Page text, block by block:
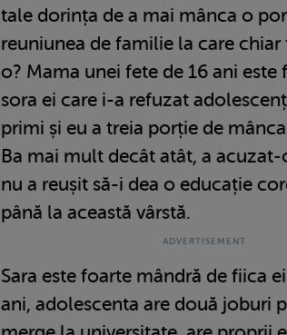
tale dorința de a mai mânca o
reuniunea de familie la care
o? Mama unei fete de 16 ani este
sora ei care i-a refuzat
primi și eu a treia porție de
Ba mai mult decât atât, a
nu a reușit să-i dea o educație
până la această vârstă.
Sara este foarte mândră de fiica
ani, adolescenta are două joburi